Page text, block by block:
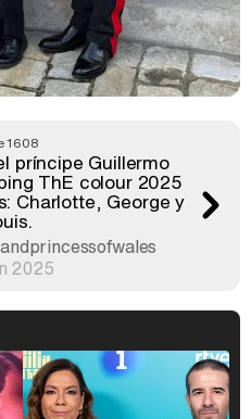
1608
príncipe Guillermo
ThE colour 2025
Charlotte, George y
2025